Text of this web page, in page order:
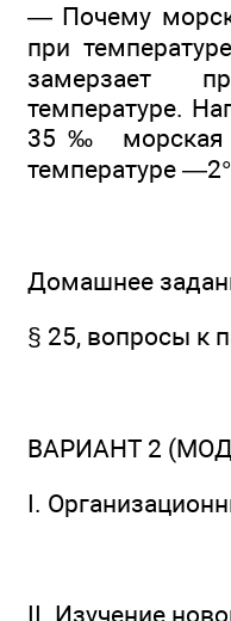
— Почему
при
замерзает
температуре.
35‰ морская
температуре
Домашнее
§ 25, вопросы к
ВАРИАНТ 2
I.
II. Изучение